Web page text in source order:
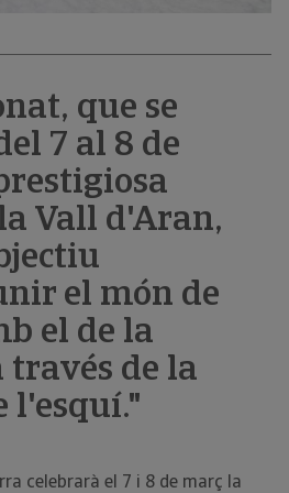
que se
7 al 8 de
Vall d'Aran,
el món de
el de la
través de la
l'esquí."
celebrarà el 7 i 8 de març la